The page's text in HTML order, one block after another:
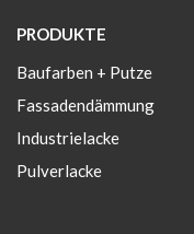
PRODUKTE
Baufarben + Putze
Fassadendämmung
Industrielacke
Pulverlacke